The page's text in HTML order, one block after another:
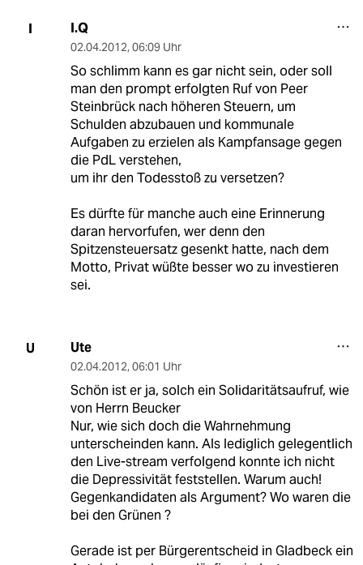
I I.Q
02.04.2012, 06:09 Uhr
So schlimm kann es gar nicht sein, oder soll
man den prompt erfolgten Ruf von Peer
Steinbrück nach höheren Steuern, um
Schulden abzubauen und kommunale
Aufgaben zu erzielen als Kampfansage gegen
die PdL verstehen,
um ihr den Todesstoß zu versetzen?
Es dürfte für manche auch eine Erinnerung
daran hervorfufen, wer denn den
Spitzensteuersatz gesenkt hatte, nach dem
Motto, Privat wüßte besser wo zu investieren
sei.
U Ute
02.04.2012, 06:01 Uhr
Schön ist er ja, solch ein Solidaritätsaufruf, wie
von Herrn Beucker
Nur, wie sich doch die Wahrnehmung
unterscheinden kann. Als lediglich gelegentlich
den Live-stream verfolgend konnte ich nicht
die Depressivität feststellen. Warum auch!
Gegenkandidaten als Argument? Wo waren die
bei den Grünen ?
Gerade ist per Bürgerentscheid in Gladbeck ein